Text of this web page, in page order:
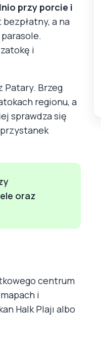
przy porcie i
a na
i
Patary. Brzeg
regionu, a
sprawdza się
oraz
centrum
i
Halk Plajı albo